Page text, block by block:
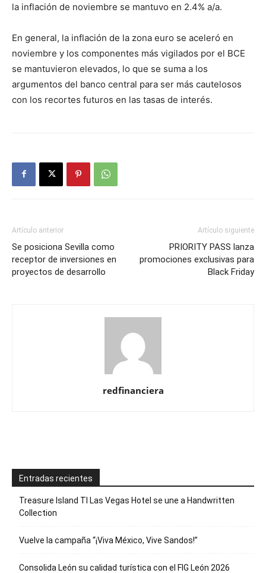
la inflación de noviembre se mantuvo en 2.4% a/a.
En general, la inflación de la zona euro se aceleró en
noviembre y los componentes más vigilados por el BCE
se mantuvieron elevados, lo que se suma a los
argumentos del banco central para ser más cautelosos
con los recortes futuros en las tasas de interés.
Artículo anterior
Se posiciona Sevilla como
receptor de inversiones en
proyectos de desarrollo
Artículo siguiente
PRIORITY PASS lanza
promociones exclusivas para
Black Friday
redfinanciera
Entradas recientes
Treasure Island TI Las Vegas Hotel se une a Handwritten
Collection
Vuelve la campaña “¡Viva México, Vive Sandos!”
Consolida León su calidad turística con el FIG León 2026